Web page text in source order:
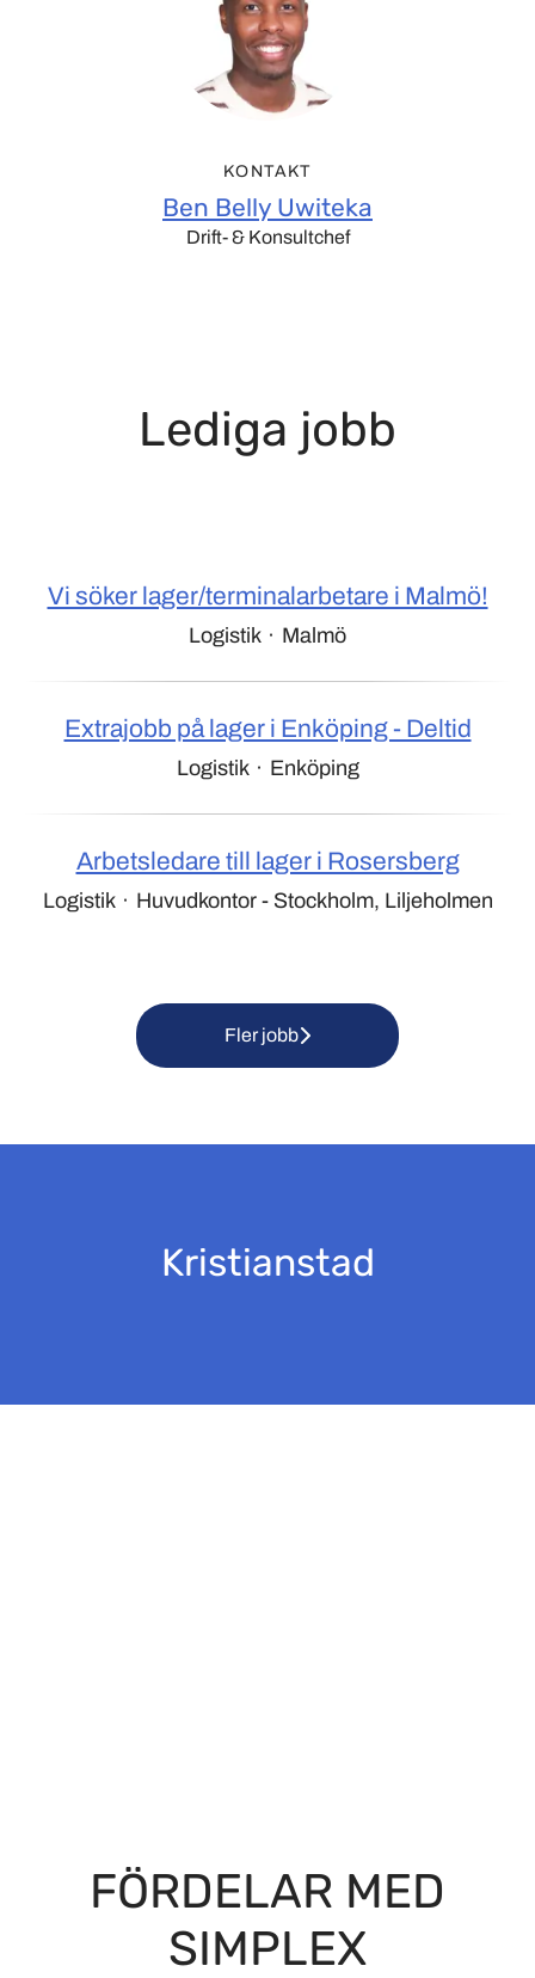
KONTAKT
Ben Belly Uwiteka
Drift- & Konsultchef
Lediga jobb
Vi söker lager/terminalarbetare i Malmö!
Logistik · Malmö
Extrajobb på lager i Enköping - Deltid
Logistik · Enköping
Arbetsledare till lager i Rosersberg
Logistik · Huvudkontor - Stockholm, Liljeholmen
Fler jobb
Kristianstad
FÖRDELAR MED
SIMPLEX